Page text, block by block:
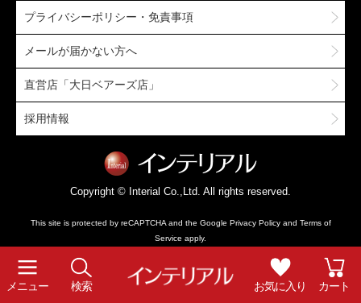
メニュー 検索 お気に入り カート
プライバシーポリシー・免責事項
メールが届かない方へ
直営店「大日ベアーズ店」
採用情報
Copyright © Interial Co.,Ltd. All rights reserved.
This site is protected by reCAPTCHA and the Google Privacy Policyand Terms of
Service apply.